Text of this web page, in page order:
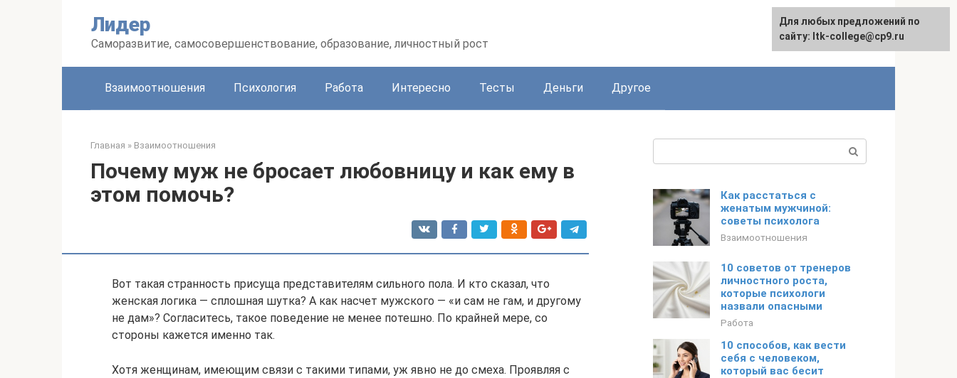
Лидер
Саморазвитие, самосовершенствование, образование, личностный рост
Взаимоотношения Психология Работа Интересно Тесты Деньги Другое
Главная » Взаимоотношения
Почему муж не бросает любовницу и как ему в
этом помочь?
Вот такая странность присуща представителям сильного пола. И кто сказал, что
женская логика — сплошная шутка? А как насчет мужского — «и сам не гам, и другому
не дам»? Согласитесь, такое поведение не менее потешно. По крайней мере, со
стороны кажется именно так.
Хотя женщинам, имеющим связи с такими типами, уж явно не до смеха. Проявляя с
Как расстаться с
женатым мужчиной:
советы психолога
Взаимоотношения
10 советов от тренеров
личностного роста,
которые психологи
назвали опасными
Работа
10 способов, как вести
себя с человеком,
который вас бесит
Для любых предложений по
сайту: ltk-college@cp9.ru